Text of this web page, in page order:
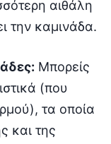
αιθάλη
την καμινάδα.
Μπορείς
(που
τα οποία
και της